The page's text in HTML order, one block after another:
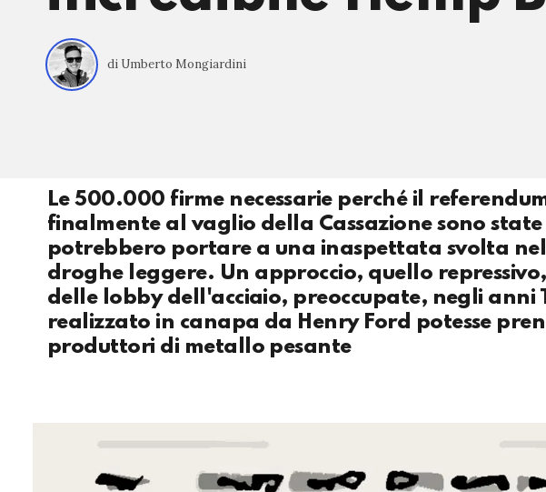
di Umberto Mongiardini
Le 500.000 firme necessarie perché il
finalmente al vaglio della Cassazione sono
potrebbero portare a una inaspettata svolta
droghe leggere. Un approccio, quello
delle lobby dell'acciaio, preoccupate, negli
realizzato in canapa da Henry Ford potesse
produttori di metallo pesante